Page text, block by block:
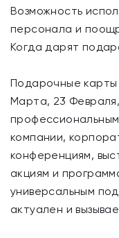
Возможность
персонала и
Когда дарят
Подарочные карты
Марта, 23
компании,
конференциям,
акциям и
универсальным
актуален и